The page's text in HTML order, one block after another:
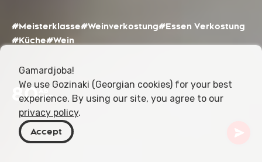
#Meisterklasse#Weinverkostung#Essen Verkostung
#Küche#Wein
80USD
Gamardjoba!
We use Gozinaki (Georgian cookies) for your best
experience. By using our site, you agree to our
privacy policy.
Accept